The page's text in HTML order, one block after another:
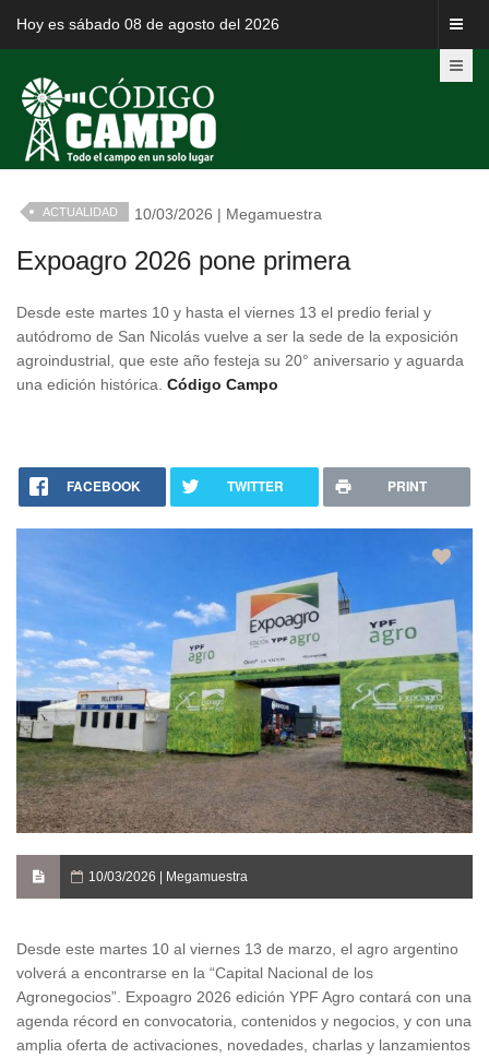
Hoy es sábado 08 de agosto del 2026
ACTUALIDAD 10/03/2026 | Megamuestra
Expoagro 2026 pone primera
Desde este martes 10 y hasta el viernes 13 el predio ferial y
autódromo de San Nicolás vuelve a ser la sede de la exposición
agroindustrial, que este año festeja su 20° aniversario y aguarda
una edición histórica. Código Campo
FACEBOOK TWITTER PRINT
10/03/2026 | Megamuestra
Desde este martes 10 al viernes 13 de marzo, el agro argentino
volverá a encontrarse en la “Capital Nacional de los
Agronegocios”. Expoagro 2026 edición YPF Agro contará con una
agenda récord en convocatoria, contenidos y negocios, y con una
amplia oferta de activaciones, novedades, charlas y lanzamientos